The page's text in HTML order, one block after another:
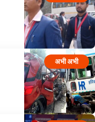
अभी अभी